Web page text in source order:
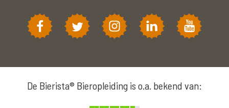
De Bierista® Bieropleiding is o.a. bekend van: